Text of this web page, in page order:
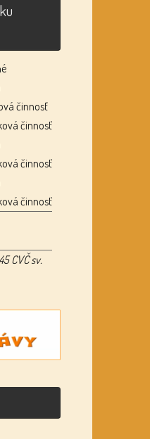
činnosť
činnosť
činnosť
činnosť
CVČ sv.